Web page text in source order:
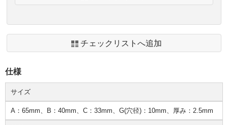
チェックリストへ追加
仕様
サイズ
A：65mm、B：40mm、C：33mm、G(穴径)：10mm、厚み：2.5mm